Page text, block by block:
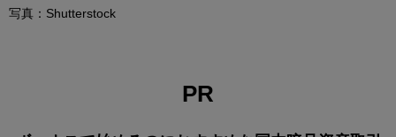
写真：Shutterstock
PR